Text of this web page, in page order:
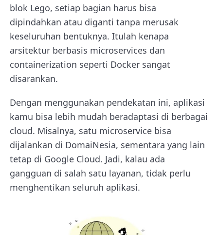
blok Lego, setiap bagian harus bisa
dipindahkan atau diganti tanpa merusak
keseluruhan bentuknya. Itulah kenapa
arsitektur berbasis microservices dan
containerization seperti Docker sangat
disarankan.
Dengan menggunakan pendekatan ini, aplikasi
kamu bisa lebih mudah beradaptasi di berbagai
cloud. Misalnya, satu microservice bisa
dijalankan di DomaiNesia, sementara yang lain
tetap di Google Cloud. Jadi, kalau ada
gangguan di salah satu layanan, tidak perlu
menghentikan seluruh aplikasi.